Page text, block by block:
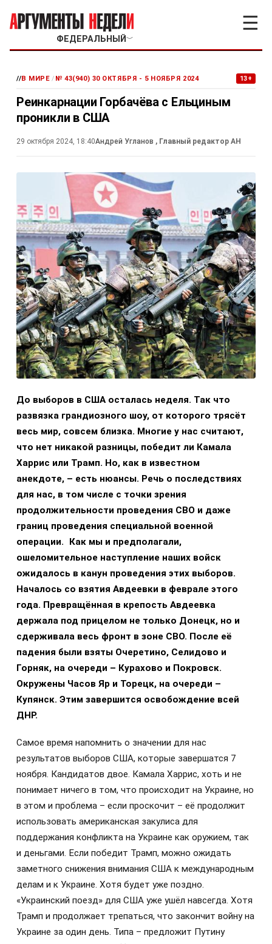
ФЕДЕРАЛЬНЫЙ ﹀
☰
//В МИРЕ / № 43(940) 30 ОКТЯБРЯ - 5 НОЯБРЯ 2024 13+
Реинкарнации Горбачёва с Ельциным
проникли в США
29 октября 2024, 18:40Андрей Угланов , Главный редактор АН
До выборов в США осталась неделя. Так что
развязка грандиозного шоу, от которого трясёт
весь мир, совсем близка. Многие у нас считают,
что нет никакой разницы, победит ли Камала
Харрис или Трамп. Но, как в известном
анекдоте, – есть нюансы. Речь о последствиях
для нас, в том числе с точки зрения
продолжительности проведения СВО и даже
границ проведения специальной военной
операции. Как мы и предполагали,
ошеломительное наступление наших войск
ожидалось в канун проведения этих выборов.
Началось со взятия Авдеевки в феврале этого
года. Превращённая в крепость Авдеевка
держала под прицелом не только Донецк, но и
сдерживала весь фронт в зоне СВО. После её
падения были взяты Очеретино, Селидово и
Горняк, на очереди – Курахово и Покровск.
Окружены Часов Яр и Торецк, на очереди –
Купянск. Этим завершится освобождение всей
ДНР.
Самое время напомнить о значении для нас
результатов выборов США, которые завершатся 7
ноября. Кандидатов двое. Камала Харрис, хоть и не
понимает ничего в том, что происходит на Украине, но
в этом и проблема – если проскочит – её продолжит
использовать американская закулиса для
поддержания конфликта на Украине как оружием, так
и деньгами. Если победит Трамп, можно ожидать
заметного снижения внимания США к международным
делам и к Украине. Хотя будет уже поздно.
«Украинский поезд» для США уже ушёл навсегда. Хотя
Трамп и продолжает трепаться, что закончит войну на
Украине за один день. Типа – предложит Путину